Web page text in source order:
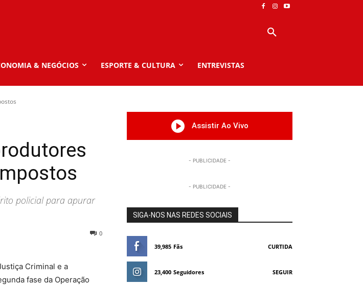
& NEGÓCIOS ESPORTE & CULTURA ENTREVISTAS
policial para apurar
0
Criminal e a
fase da Operação
Assistir Ao Vivo
- PUBLICIDADE -
- PUBLICIDADE -
SIGA-NOS NAS REDES SOCIAIS
39,985 Fãs CURTIDA
23,400 Seguidores SEGUIR